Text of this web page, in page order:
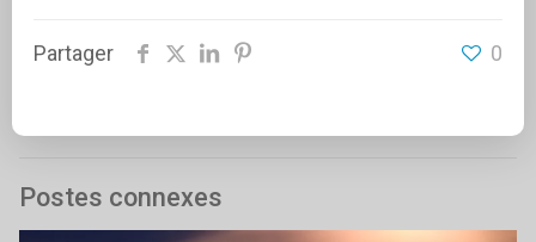
Partager 0
Postes connexes